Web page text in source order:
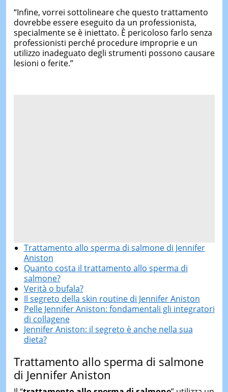
“Infine, vorrei sottolineare che questo trattamento
dovrebbe essere eseguito da un professionista,
specialmente se è iniettato. È pericoloso farlo senza
professionisti perché procedure improprie e un
utilizzo inadeguato degli strumenti possono causare
lesioni o ferite.”
Trattamento allo sperma di salmone di Jennifer
Aniston
Quanto costa il trattamento allo sperma di
salmone?
Verità o bufala?
Il segreto della skin routine di Jennifer Aniston
Pelle Jennifer Aniston: fondamentali gli integratori
di collagene
Jennifer Aniston: il segreto è anche nella sua
dieta?
Trattamento allo sperma di salmone
di Jennifer Aniston